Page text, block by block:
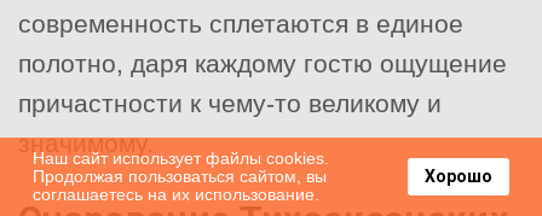
современность сплетаются в единое
полотно, даря каждому гостю ощущение
причастности к чему-то великому и
значимому.
Наш сайт использует файлы cookies.
Продолжая пользоваться сайтом, вы
соглашаетесь на их использование.
Хорошо